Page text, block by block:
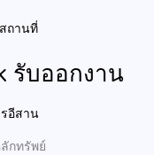
รับออกงาน
กทรัพย์